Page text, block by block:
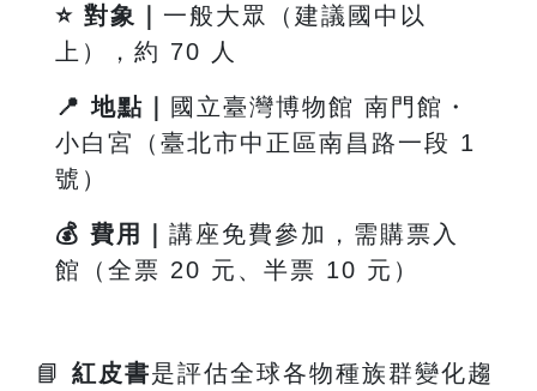
⭐ 對象｜ 一般大眾（建議國中以
上），約 70 人
📍 地點｜
國立臺灣博物館 南門館・
小白宮（臺北市中正區南昌路一段 1
號）
💰 費用｜ 講座免費參加，需購票入
館（全票 20 元、半票 10 元）
📘 紅皮書是評估全球各物種族群變化趨